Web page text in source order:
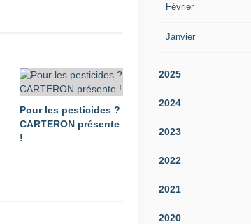
Pour les pesticides ?
CARTERON présente
!
Février
Janvier
2025
2024
2023
2022
2021
2020